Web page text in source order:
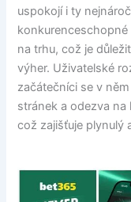
uspokojí i ty
na trhu, což je
výher. Uživatelské
začátečníci se v
stránek a odezva
což zajišťuje plynulý